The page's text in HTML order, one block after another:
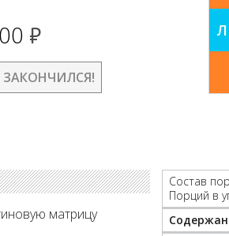
руб.
ЗАКОНЧИЛСЯ!
матрицу
Состав
Порций в